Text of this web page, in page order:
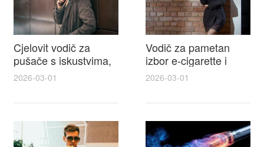
Cjelovit vodič za
pušače s iskustvima,
recenzijama i
cigarette na e cigareta
2026-03-01
Vodič za pametan
izbor e-cigarette i
savjeti kako postići
elektronske cigarete
2026-03-01